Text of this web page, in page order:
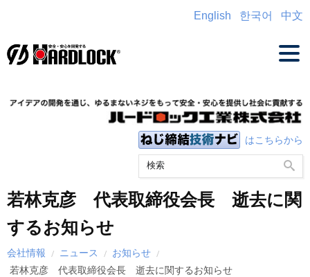
中文
한국어
English
はこちらから
若林克彦 代表取締役会長 逝去に関
するお知らせ
会社情報 ニュース
お知らせ
若林克彦 代表取締役会長 逝去に関するお知らせ